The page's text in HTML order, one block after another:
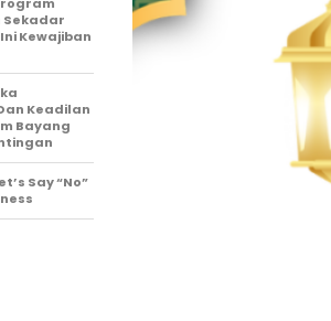
Sekadar
Kewajiban
Keadilan
Bayang
Say “No”